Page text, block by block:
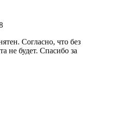
Согласно, что без
не будет. Спасибо за